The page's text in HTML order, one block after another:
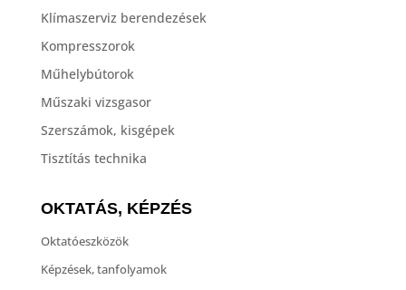
Klímaszerviz berendezések
Kompresszorok
Műhelybútorok
Műszaki vizsgasor
Szerszámok, kisgépek
Tisztítás technika
OKTATÁS, KÉPZÉS
Oktatóeszközök
Képzések, tanfolyamok